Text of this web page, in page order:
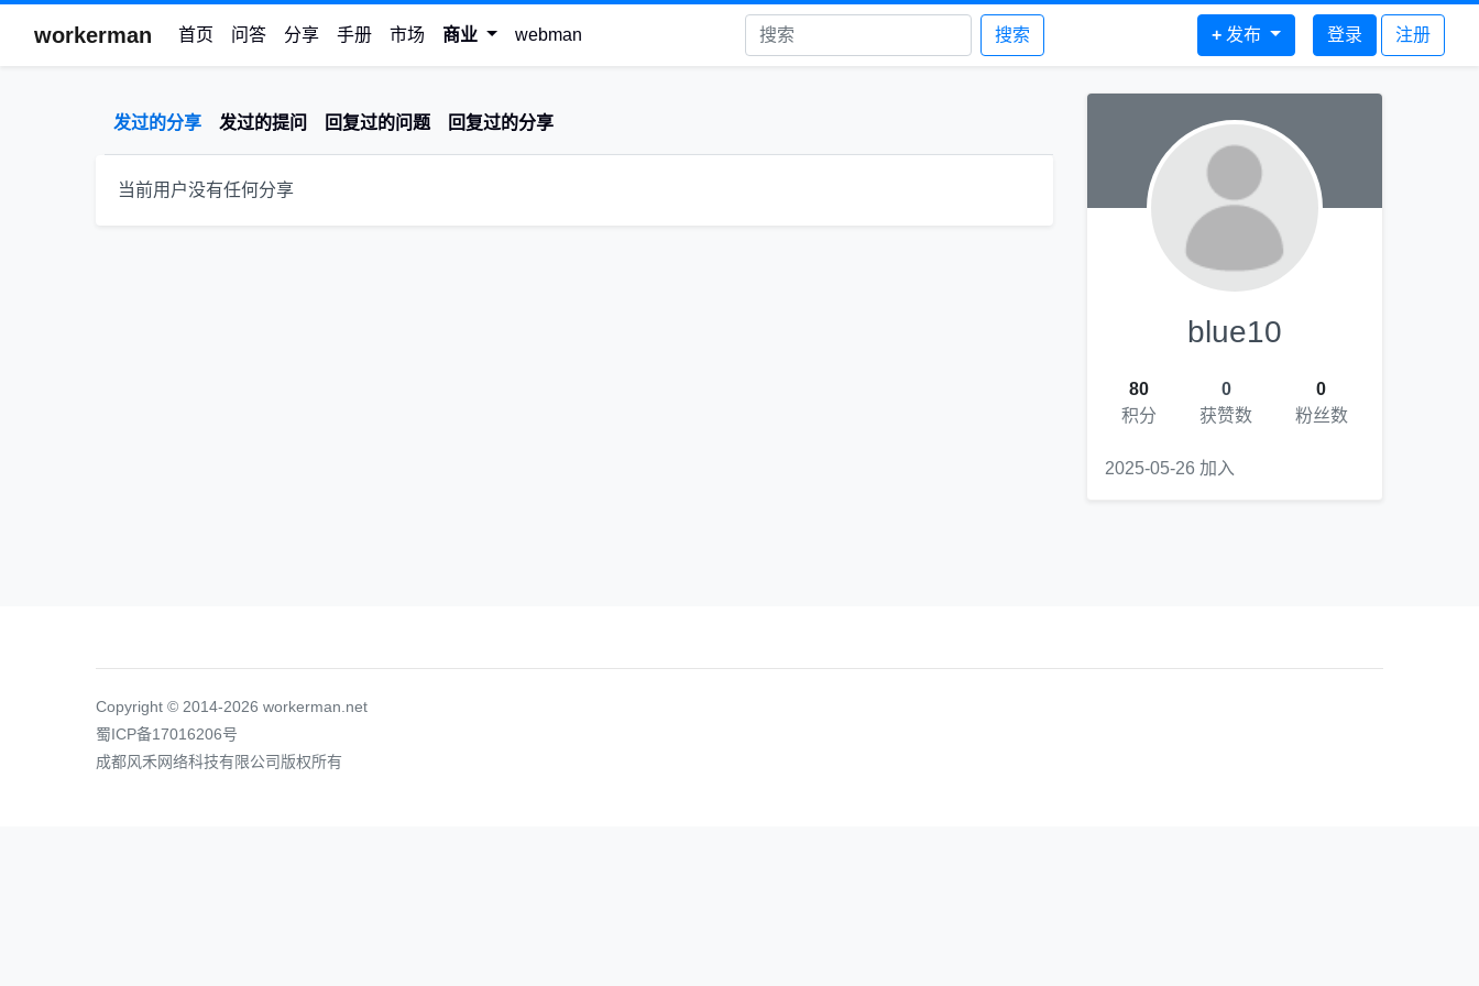
workerman 首页 问答 分享 手册 市场 商业 webman 搜索 + 发布 登录 注册
发过的分享 发过的提问 回复过的问题 回复过的分享
当前用户没有任何分享
blue10
80
积分
0
获赞数
0
粉丝数
2025-05-26 加入
Copyright © 2014-2026 workerman.net
蜀ICP备17016206号
成都风禾网络科技有限公司版权所有